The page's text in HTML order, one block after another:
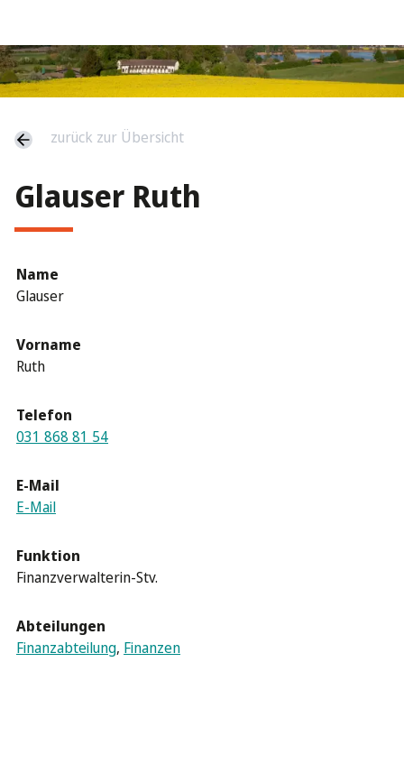
zurück zur Übersicht
Glauser Ruth
Name
Glauser
Vorname
Ruth
Telefon
031 868 81 54
E-Mail
E-Mail
Funktion
Finanzverwalterin-Stv.
Abteilungen
Finanzabteilung, Finanzen